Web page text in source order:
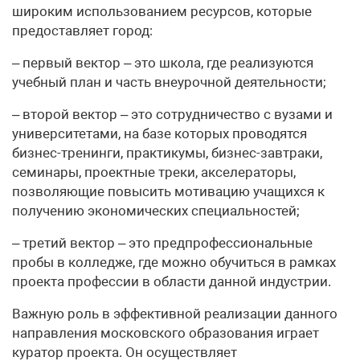
широким использованием ресурсов, которые
предоставляет город:
– первый вектор – это школа, где реализуются
учебный план и часть внеурочной деятельности;
– второй вектор – это сотрудничество с вузами и
университетами, на базе которых проводятся
бизнес-тренинги, практикумы, бизнес-завтраки,
семинары, проектные треки, акселераторы,
позволяющие повысить мотивацию учащихся к
получению экономических специальностей;
– третий вектор – это предпрофессиональные
пробы в колледже, где можно обучиться в рамках
проекта профессии в области данной индустрии.
Важную роль в эффективной реализации данного
направления московского образования играет
куратор проекта. Он осуществляет